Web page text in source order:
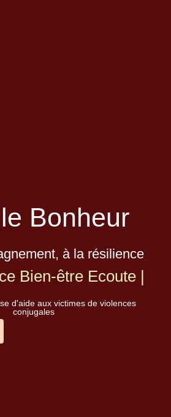
Bonheur
à la résilience
Bien-être Ecoute |
d'aide aux victimes de violences
conjugales